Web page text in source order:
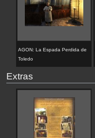
AGON: La Espada Perdida de
Toledo
Extras